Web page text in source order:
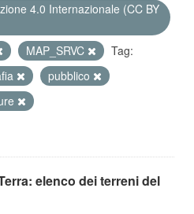
4.0 Internazionale (CC BY
MAP_SRVC
Tag:
pubblico
elenco dei terreni del